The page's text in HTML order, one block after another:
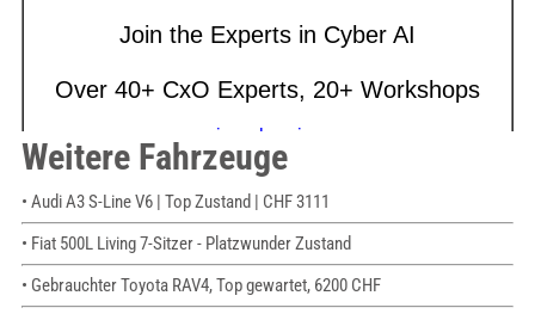
Weitere Fahrzeuge
• Audi A3 S-Line V6 | Top Zustand | CHF 3111
• Fiat 500L Living 7-Sitzer - Platzwunder Zustand
• Gebrauchter Toyota RAV4, Top gewartet, 6200 CHF